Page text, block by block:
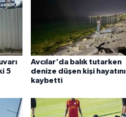
5
Avcılar'da balık tutarken
denize düşen kişi hayatını
kaybetti